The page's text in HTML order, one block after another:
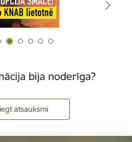
bija noderīga?
atsauksmi